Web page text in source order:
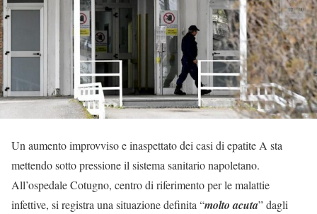
Un aumento improvviso e inaspettato dei casi di epatite A sta
mettendo sotto pressione il sistema sanitario napoletano.
All’ospedale Cotugno, centro di riferimento per le malattie
infettive, si registra una situazione definita “molto acuta” dagli